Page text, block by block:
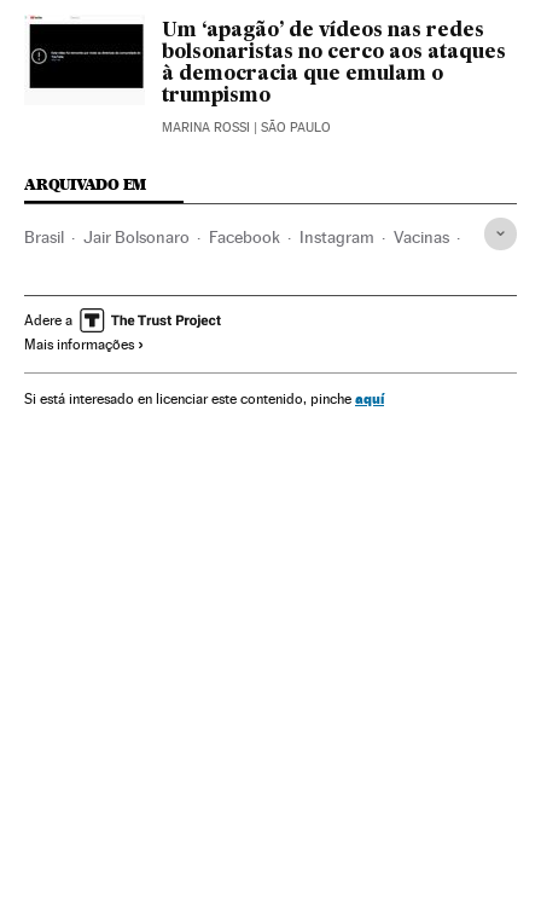
Um ‘apagão’ de vídeos nas redes
bolsonaristas no cerco aos ataques
à democracia que emulam o
trumpismo
MARINA ROSSI | SÃO PAULO
ARQUIVADO EM
Brasil Jair Bolsonaro Facebook Instagram Vacinas
Coronavirus
Adere a
Mais informações
Si está interesado en licenciar este contenido, pinche aquí